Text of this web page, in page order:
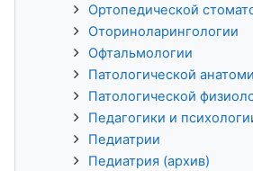
Ортопедической
Оториноларингологии
Офтальмологии
Патологической
Патологической
Педагогики и
Педиатрии
Педиатрия (архив)